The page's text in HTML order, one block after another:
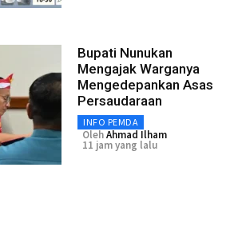
Bupati Nunukan
Mengajak Warganya
Mengedepankan Asas
Persaudaraan
INFO PEMDA
OlehAhmad Ilham
11 jam yang lalu